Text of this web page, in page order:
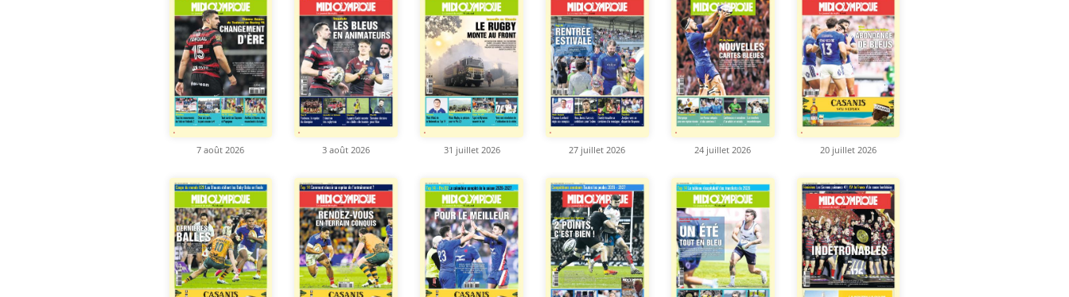
7 août 2026 3 août 2026 31 juillet 2026 27 juillet 2026 24 juillet 2026 20 juillet 2026